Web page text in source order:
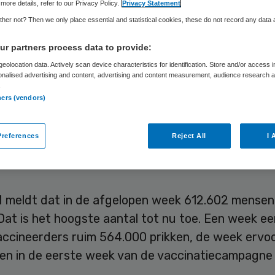
miljoen mensen hebben in de afgelopen vier weken
tegen het coronavirus laten zetten. Van de
ouder is bijna de helft gevaccineerd. De extra
een oppepper gegeven om beter bestand te zijn
meldt dat in de afgelopen week 612.602
is het hoogste aantal tot nu toe. Een week
ruim 564.000 prikken, de week
in de eerste week van de vaccinatiecampagne
details, refer to our Privacy Policy. Privacy Statement
not? Then we only place essential and statistical cookies, these do not record any data
partners process data to provide:
data. Actively scan device characteristics for identification. Store and/or access
advertising and content, advertising and content measurement, audience research
(vendors)
Reject All I